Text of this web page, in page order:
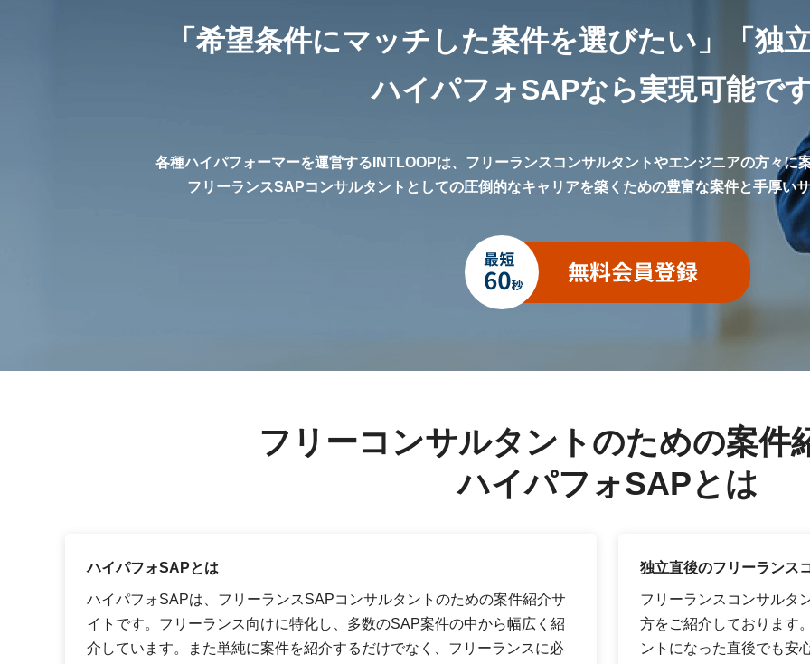
「希望条件にマッチした案件を選びたい」
「独
ハイパフォSAPなら実現可能で
各種ハイパフォーマーを運営するINTLOOPは、フリーランスコンサルタントやエンジニアの方々に
フリーランスSAPコンサルタントとしての圧倒的なキャリアを築くための豊富な案件と手厚い
フリーコンサルタントのための案件
ハイパフォSAPとは
ハイパフォSAPとは
ハイパフォSAPは、フリーランスSAPコンサルタントのための案件紹介サ
イトです。フリーランス向けに特化し、多数のSAP案件の中から幅広く紹
介しています。また単純に案件を紹介するだけでなく、フリーランスに必
独立直後のフリーランス
フリーランスコンサルタ
方をご紹介しております
ントになった直後でも安